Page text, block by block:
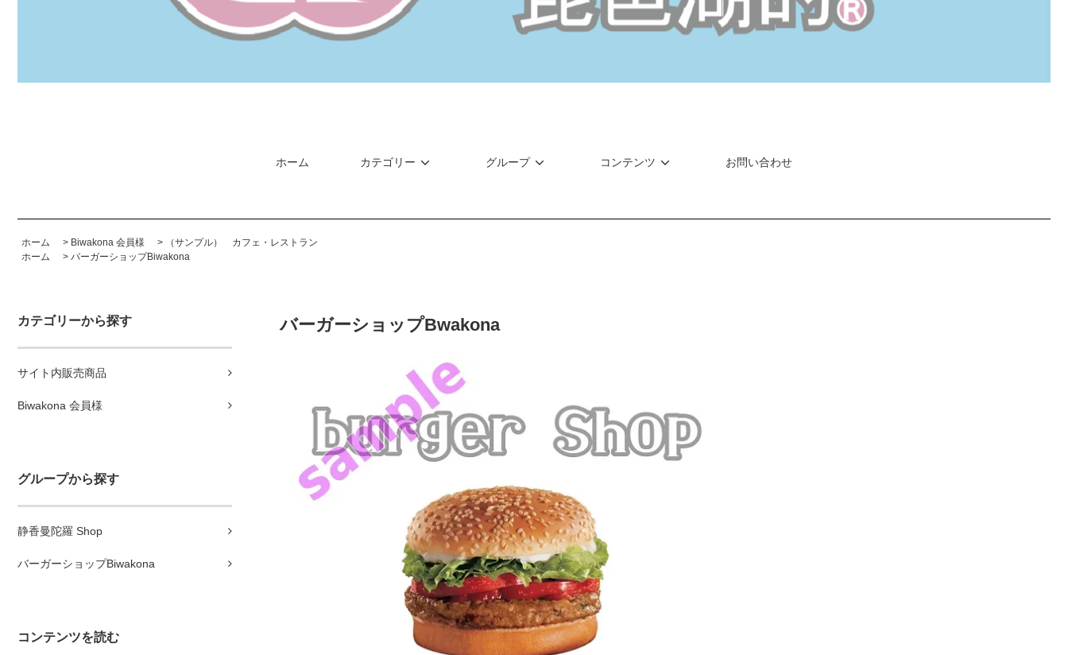
ホーム カテゴリー グループ コンテンツ お問い合わせ
ホーム > Biwakona 会員様 >
（サンプル） カフェ・レストラン
ホーム
> バーガーショップBiwakona
カテゴリーから探す
サイト内販売商品
Biwakona 会員様
グループから探す
静香曼陀羅 Shop
バーガーショップBiwakona
コンテンツを読む
バーガーショップBwakona